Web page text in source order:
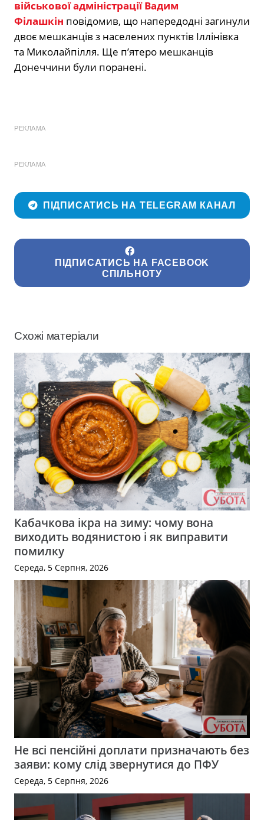
військової адміністрації Вадим
Філашкін повідомив, що напередодні загинули
двоє мешканців з населених пунктів Іллінівка
та Миколайпілля. Ще п’ятеро мешканців
Донеччини були поранені.
РЕКЛАМА
РЕКЛАМА
ПІДПИСАТИСЬ НА TELEGRAM КАНАЛ
ПІДПИСАТИСЬ НА FACEBOOK
СПІЛЬНОТУ
Схожі матеріали
Кабачкова ікра на зиму: чому вона
виходить водянистою і як виправити
помилку
Середа, 5 Серпня, 2026
Не всі пенсійні доплати призначають без
заяви: кому слід звернутися до ПФУ
Середа, 5 Серпня, 2026